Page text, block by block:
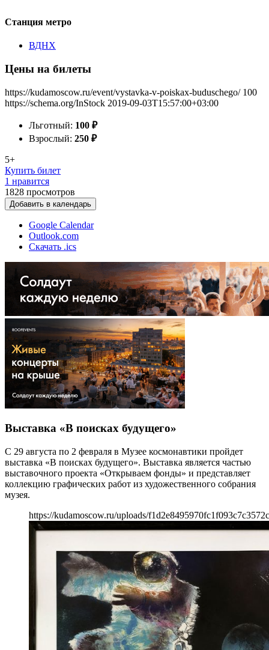
Станция метро
ВДНХ
Цены на билеты
https://kudamoscow.ru/event/vystavka-v-poiskax-buduschego/ 100
https://schema.org/InStock 2019-09-03T15:57:00+03:00
Льготный: 100 ₽
Взрослый: 250 ₽
5+
Купить билет
1 нравится
1828 просмотров
Добавить в календарь
Google Calendar
Outlook.com
Скачать .ics
Выставка «В поисках будущего»
С 29 августа по 2 февраля в Музее космонавтики пройдет
выставка «В поисках будущего». Выставка является частью
выставочного проекта «Открываем фонды» и представляет
коллекцию графических работ из художественного собрания
музея.
https://kudamoscow.ru/uploads/